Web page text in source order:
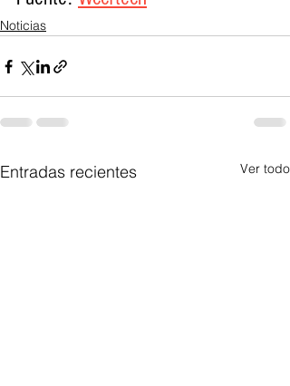
Noticias
Entradas recientes Ver todo